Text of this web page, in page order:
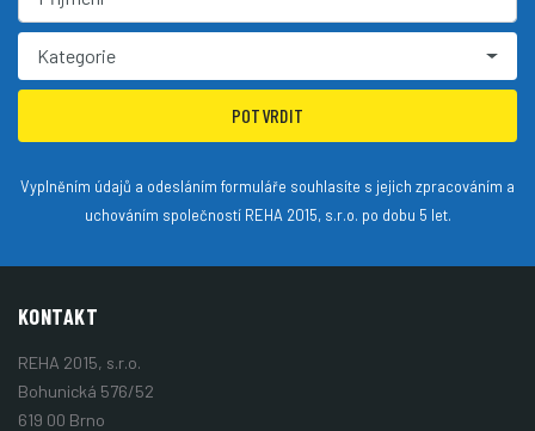
Kategorie
POTVRDIT
Vyplněním údajů a odesláním formuláře souhlasíte s jejich zpracováním a
uchováním společností REHA 2015, s.r.o. po dobu 5 let.
KONTAKT
REHA 2015, s.r.o.
Bohunická 576/52
619 00 Brno